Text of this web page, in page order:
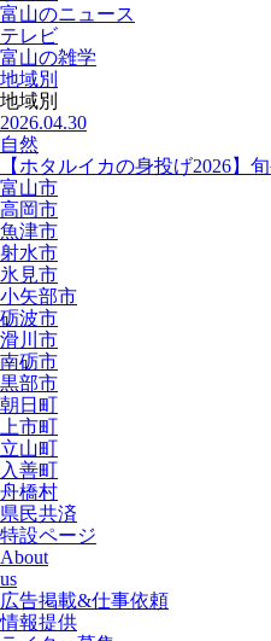
富山のニュース
テレビ
富山の雑学
地域別
地域別
2026.04.30
自然
【ホタルイカの身投げ2026】
富山市
高岡市
魚津市
射水市
氷見市
小矢部市
砺波市
滑川市
南砺市
黒部市
朝日町
上市町
立山町
入善町
舟橋村
県民共済
特設ページ
About
us
広告掲載&仕事依頼
情報提供